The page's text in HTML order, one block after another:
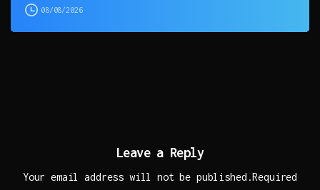
08/08/2026
Leave a Reply
Your email address will not be published.Required